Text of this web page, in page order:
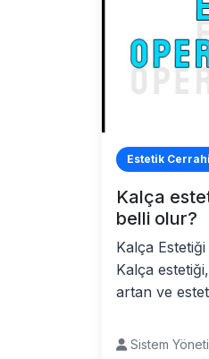
Estetik Cerrahi
Kalça
belli olur?
Kalça
Kalça
artan ve
Sistem